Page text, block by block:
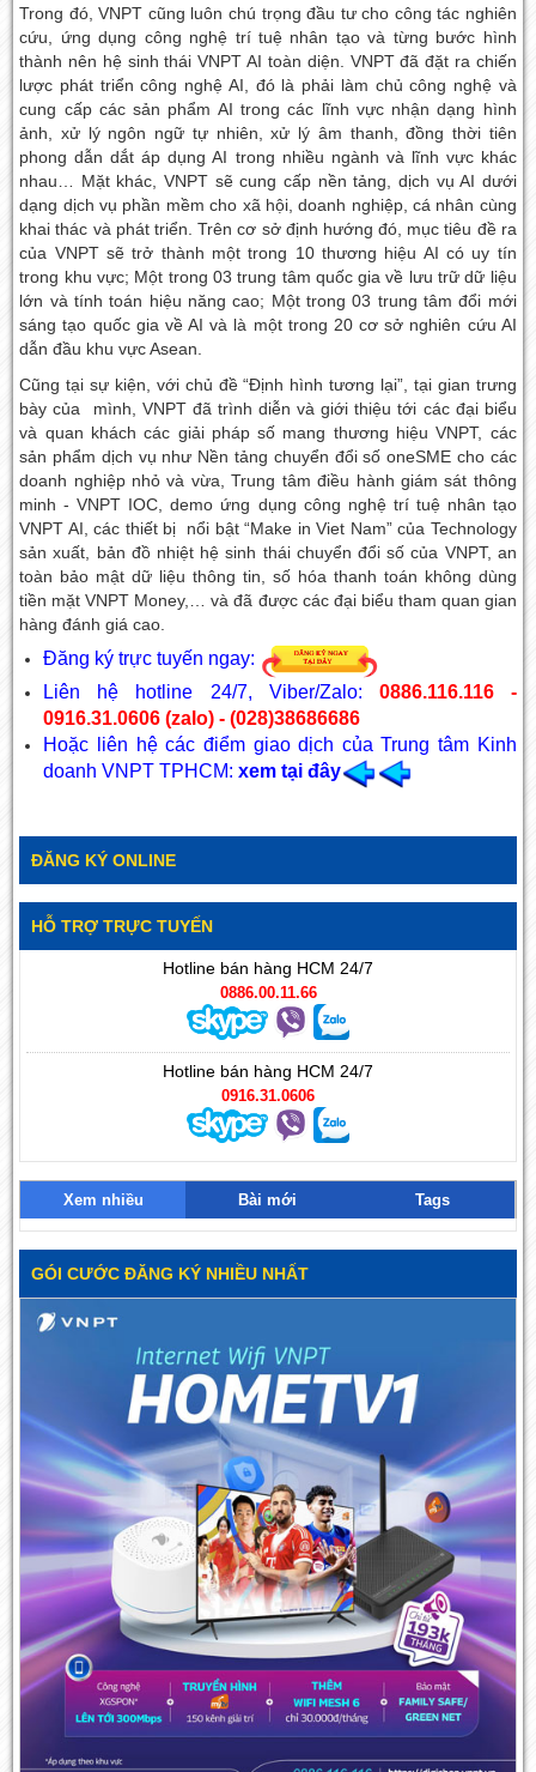
Trong đó, VNPT cũng luôn chú trọng đầu tư cho công tác nghiên
cứu, ứng dụng công nghệ trí tuệ nhân tạo và từng bước hình
thành nên hệ sinh thái VNPT AI toàn diện. VNPT đã đặt ra chiến
lược phát triển công nghệ AI, đó là phải làm chủ công nghệ và
cung cấp các sản phẩm AI trong các lĩnh vực nhận dạng hình
ảnh, xử lý ngôn ngữ tự nhiên, xử lý âm thanh, đồng thời tiên
phong dẫn dắt áp dụng AI trong nhiều ngành và lĩnh vực khác
nhau… Mặt khác, VNPT sẽ cung cấp nền tảng, dịch vụ AI dưới
dạng dịch vụ phần mềm cho xã hội, doanh nghiệp, cá nhân cùng
khai thác và phát triển. Trên cơ sở định hướng đó, mục tiêu đề ra
của VNPT sẽ trở thành một trong 10 thương hiệu AI có uy tín
trong khu vực; Một trong 03 trung tâm quốc gia về lưu trữ dữ liệu
lớn và tính toán hiệu năng cao; Một trong 03 trung tâm đổi mới
sáng tạo quốc gia về AI và là một trong 20 cơ sở nghiên cứu AI
dẫn đầu khu vực Asean.
Cũng tại sự kiện, với chủ đề “Định hình tương lại”, tại gian trưng
bày của mình, VNPT đã trình diễn và giới thiệu tới các đại biểu
và quan khách các giải pháp số mang thương hiệu VNPT, các
sản phẩm dịch vụ như Nền tảng chuyển đổi số oneSME cho các
doanh nghiệp nhỏ và vừa, Trung tâm điều hành giám sát thông
minh - VNPT IOC, demo ứng dụng công nghệ trí tuệ nhân tạo
VNPT AI, các thiết bị nổi bật “Make in Viet Nam” của Technology
sản xuất, bản đồ nhiệt hệ sinh thái chuyển đổi số của VNPT, an
toàn bảo mật dữ liệu thông tin, số hóa thanh toán không dùng
tiền mặt VNPT Money,… và đã được các đại biểu tham quan gian
hàng đánh giá cao.
Đăng ký trực tuyến ngay:
Liên hệ hotline 24/7, Viber/Zalo:
0886.116.116 -
0916.31.0606 (zalo) - (028)38686686
Hoặc liên hệ các điểm giao dịch của Trung tâm Kinh
doanh VNPT TPHCM: xem tại đây
ĐĂNG KÝ ONLINE
HỖ TRỢ TRỰC TUYẾN
Hotline bán hàng HCM 24/7
0886.00.11.66
Hotline bán hàng HCM 24/7
0916.31.0606
Xem nhiều Bài mới Tags
GÓI CƯỚC ĐĂNG KÝ NHIỀU NHẤT